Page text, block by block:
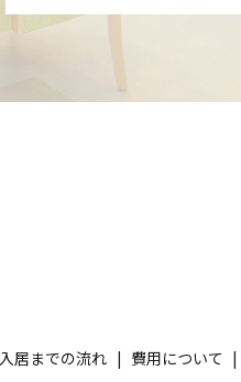
入居までの流れ 費用について